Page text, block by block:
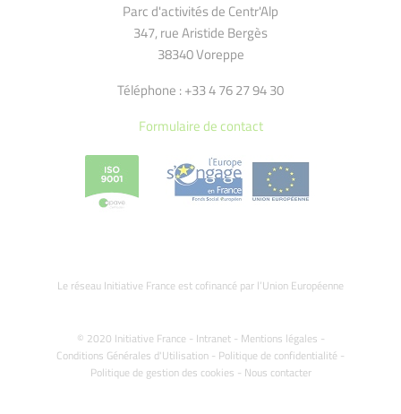
Parc d'activités de Centr'Alp
347, rue Aristide Bergès
38340 Voreppe
Téléphone : +33 4 76 27 94 30
Formulaire de contact
Le réseau Initiative France est cofinancé par l’Union Européenne
© 2020 Initiative France - Intranet- Mentions légales -
Conditions Générales d'Utilisation - Politique de confidentialité -
Politique de gestion des cookies - Nous contacter